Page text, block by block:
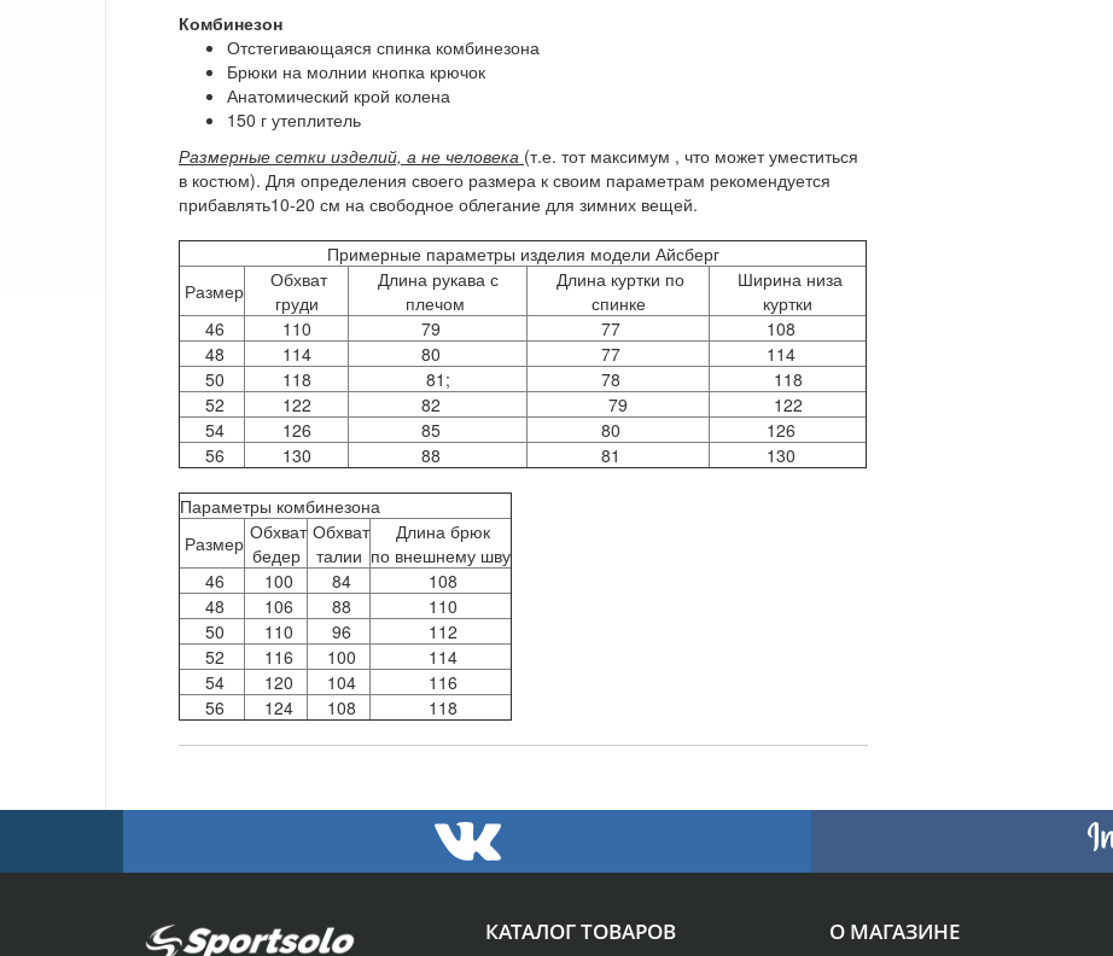
Комбинезон
Отстегивающаяся спинка комбинезона
Брюки на молнии кнопка крючок
Анатомический крой колена
150 г утеплитель
Размерные сетки изделий, а не человека (т.е. тот максимум , что может уместиться
в костюм). Для определения своего размера к своим параметрам рекомендуется
прибавлять10-20 см на свободное облегание для зимних вещей.
Примерные параметры изделия модели Айсберг
Размер
Обхват
груди
Длина рукава с
плечом
Длина куртки по
спинке
Ширина низа
куртки
46
110 79 77
108
48
114 80 77
114
50
118 81; 78
118
52
122 82 79
122
54
126 85 80
126
56
130 88 81 130
Параметры комбинезона
Размер Обхват
бедер
Обхват
талии
Длина брюк
по внешнему шву
46
100 84
108
48
106 88
110
50
110 96
112
52
116 100
114
54
120 104
116
56
124 108 118
О МАГАЗИНЕ
КАТАЛОГ ТОВАРОВ